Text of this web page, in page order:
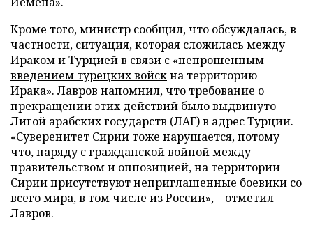
Кроме того, министр сообщил, что обсуждалась, в
частности, ситуация, которая сложилась между
Ираком и Турцией в связи с «непрошенным
введением турецких войскна территорию
Ирака». Лавров напомнил, что требование о
прекращении этих действий было выдвинуто
Лигой арабских государств (ЛАГ) в адрес Турции.
«Суверенитет Сирии тоже нарушается, потому
что, наряду с гражданской войной между
правительством и оппозицией, на территории
Сирии присутствуют неприглашенные боевики со
всего мира, в том числе из России», – отметил
Лавров.